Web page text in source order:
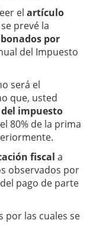
el artículo
prevé la
por
del Impuesto
será el
que, usted
del impuesto
80% de la prima
fiscal a
observados por
pago de parte
por las cuales se